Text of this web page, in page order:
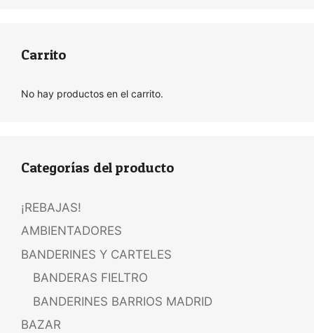
Carrito
No hay productos en el carrito.
Categorías del producto
¡REBAJAS!
AMBIENTADORES
BANDERINES Y CARTELES
BANDERAS FIELTRO
BANDERINES BARRIOS MADRID
BAZAR